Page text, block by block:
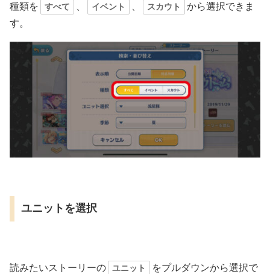
種類を すべて イベント スカウト
から選択できま
す。
ユニットを選択
読みたいストーリーの ユニット
をプルダウンから選択で